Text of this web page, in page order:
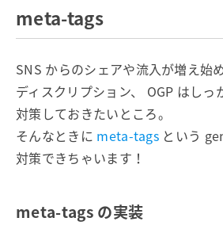
meta-tags
SNS からのシェアや流入が増え始
ディスクリプション、 OGP はしっ
対策しておきたいところ。
そんなときに meta-tags という
対策できちゃいます！
meta-tags の実装